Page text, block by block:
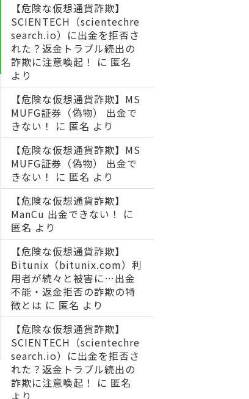
【危険な仮想通貨詐欺】
SCIENTECH（scientechre
search.io）に出金を拒否さ
れた？返金トラブル続出の
詐欺に注意喚起！
に 匿名
より
【危険な仮想通貨詐欺】MS
MUFG証券（偽物） 出金で
きない！
に 匿名 より
【危険な仮想通貨詐欺】MS
MUFG証券（偽物） 出金で
きない！
に 匿名 より
【危険な仮想通貨詐欺】
ManCu 出金できない！
に
匿名 より
【危険な仮想通貨詐欺】
Bitunix（bitunix.com）利
用者が続々と被害に…出金
不能・返金拒否の詐欺の特
徴とは に 匿名 より
【危険な仮想通貨詐欺】
SCIENTECH（scientechre
search.io）に出金を拒否さ
れた？返金トラブル続出の
詐欺に注意喚起！
に 匿名
より